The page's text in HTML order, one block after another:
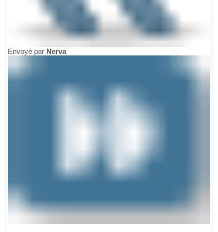
Envoyé par Nerva